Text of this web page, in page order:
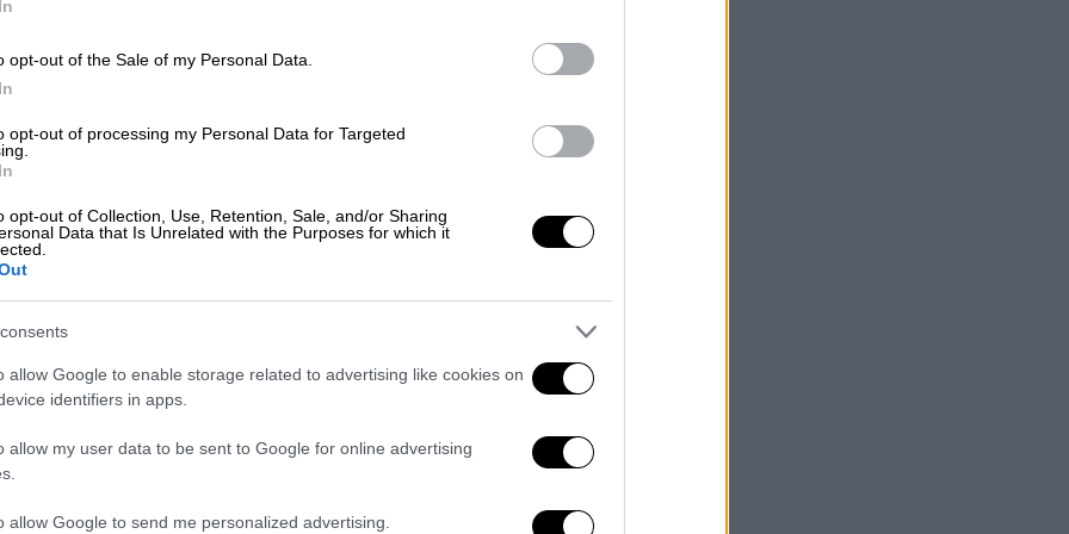
opt-out of the Sale of my Personal Data.
opt-out of processing my Personal Data for Targeted
opt-out of Collection, Use, Retention, Sale, and/or Sharing
Data that Is Unrelated with the Purposes for which it
allow Google to enable storage related to advertising like cookies on
identifiers in apps.
allow my user data to be sent to Google for online advertising
allow Google to send me personalized advertising.
ΕΟΦ: Αποσύρει συμπλήρωμα
Ο ΕΟΦ γνωστοποίησε πως το
Ομοκυστεΐνη: Ο ρόλος της στην
συμπληρωμάτων